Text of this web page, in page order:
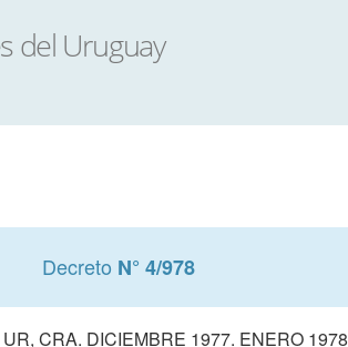
Decreto N° 4/978
CRA. DICIEMBRE 1977. ENERO 1978